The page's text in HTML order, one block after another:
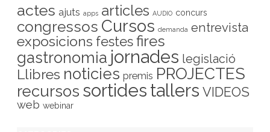
actes ajuts apps articles AUDIO concurs
congressos Cursos demanda entrevista
exposicions festesfires
gastronomia jornades legislació
Llibres noticies premis PROJECTES
recursos sortides tallers VIDEOS
web webinar